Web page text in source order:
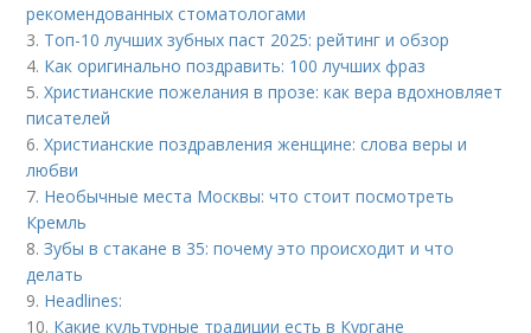
рекомендованных стоматологами
3. Топ-10 лучших зубных паст 2025: рейтинг и обзор
4. Как оригинально поздравить: 100 лучших фраз
5.Христианские пожелания в прозе: как вера вдохновляет
писателей
6.Христианские поздравления женщине: слова веры и
любви
7. Необычные места Москвы: что стоит посмотреть
Кремль
8.Зубы в стакане в 35: почему это происходит и что
делать
9. Headlines:
10. Какие культурные традиции есть в Кургане